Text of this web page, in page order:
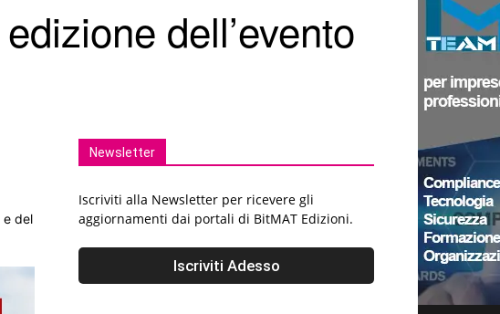
dell’evento
e del
Newsletter
Iscriviti alla Newsletter per ricevere gli
aggiornamenti dai portali di BitMAT Edizioni.